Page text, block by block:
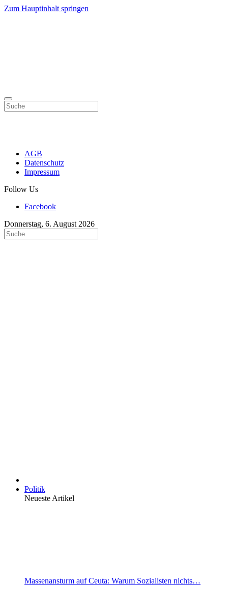
Zum Hauptinhalt springen
AGB
Datenschutz
Impressum
Follow Us
Facebook
Donnerstag, 6. August 2026
Politik
Neueste Artikel
Massenansturm auf Ceuta: Warum Sozialisten nichts…